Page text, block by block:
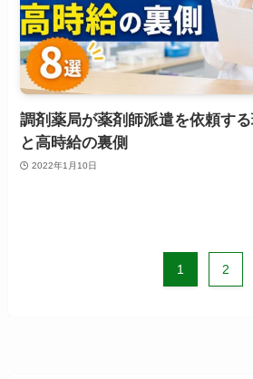
調剤薬局が薬剤師派遣を依頼す
と高時給の裏側
2022年1月10日
1 2